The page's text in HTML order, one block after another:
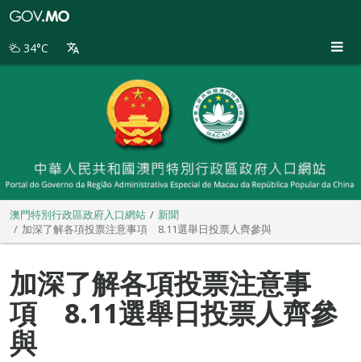
別
34°C
澳門特別行政區政府入口網站
新聞
加深了解各項投票注意事項 8.11選舉日投票人齊參與
加深了解各項投票注意事
項 8.11選舉日投票人齊參
與